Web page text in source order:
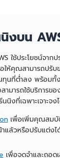
งบน
ใช้ประโยชน์จาก
ห้คุณสามารถปรับ
นที่ต่ำลง พร้อมทั้ง
มารถใช้บริการขอ
งที่เฉพาะเจาะจง
เพื่อเพิ่มคุณสม
แล้วหรือปรับแต่ง
เพื่อจดจำและถอ